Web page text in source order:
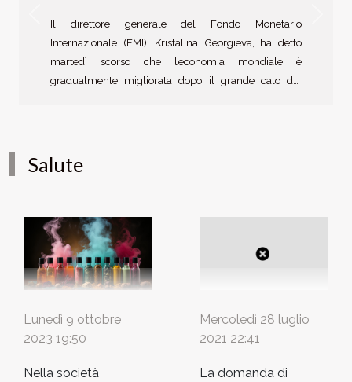
Il direttore generale del Fondo Monetario
Internazionale (FMI), Kristalina Georgieva, ha detto
martedì scorso che l’economia mondiale è
gradualmente migliorata dopo il grande calo del
vaccino Dopo la corretta consegna e applicazione dei
vaccini, si aspettano che l’ambiente economico
pacchetto fiscale americano. Per...
Previous
Salute
Lunedì 9 ottobre
2023 19:50
Nella società
Mercoledì 28 luglio
2021 22:41
La domanda di